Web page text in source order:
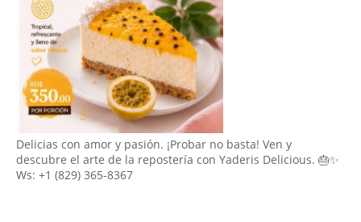
Delicias con amor y pasión. ¡Probar no basta! Ven y
descubre el arte de la repostería con Yaderis Delicious. 🎂✨
Ws: +1 (829) 365-8367